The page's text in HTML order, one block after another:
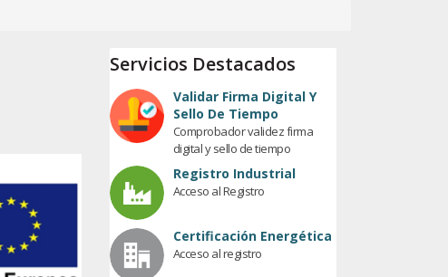
Servicios Destacados
Validar Firma Digital Y
Sello De Tiempo
Comprobador validez firma
digital y sello de tiempo
Registro Industrial
Acceso al Registro
Certificación Energética
Acceso al registro